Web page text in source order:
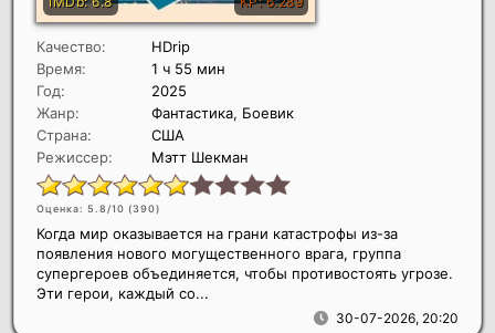
Качество:
HDrip
Время:
1 ч 55 мин
Год:
2025
Жанр:
Фантастика, Боевик
Страна:
США
Режиссер:
Мэтт Шекман
Оценка: 5.8/10 (390)
30-07-2026, 20:20
Когда мир оказывается на грани катастрофы из-за
появления нового могущественного врага, группа
супергероев объединяется, чтобы противостоять угрозе.
Эти герои, каждый со...